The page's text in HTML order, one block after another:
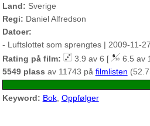
Land: Sverige
Regi: Daniel Alfredson
Datoer:
- Luftslottet som sprengtes | 2009-11-
Rating på film:
3.9 av 6 [
6.5 av
5549 plass av 11743 på filmlisten
Keyword: Bok, Oppfølger